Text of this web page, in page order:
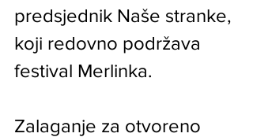
predsjednik Naše stranke,
koji redovno podržava
festival Merlinka.
Zalaganje za otvoreno